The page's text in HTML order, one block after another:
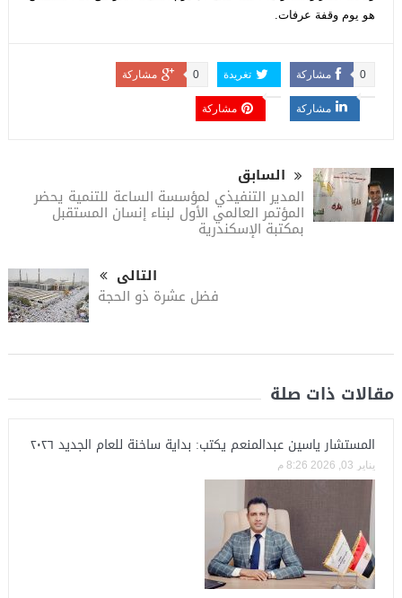
هو يوم وقفة عرفات.
مشاركة 0 تغريدة مشاركة 0
مشاركة مشاركة
السابق
المدير التنفيذي لمؤسسة الساعة للتنمية يحضر
المؤتمر العالمي الأول لبناء إنسان المستقبل
بمكتبة الإسكندرية
التالى
فضل عشرة ذو الحجة
مقالات ذات صلة
المستشار ياسين عبدالمنعم يكتب: بداية ساخنة للعام الجديد ٢٠٢٦
يناير 03, 2026 8:26 م